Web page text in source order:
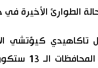
الطوارئ الأخيرة في
تاكاهيدي كيؤتشي
للأبحاث،